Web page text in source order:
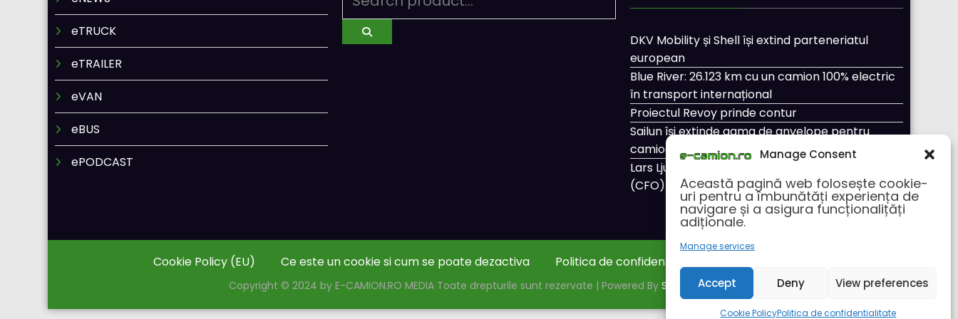
Manage Consent
Această pagină web folosește cookie-
uri pentru a îmbunătăți experiența de
navigare și a asigura funcționalițăți
adiționale.
Manage services
Accept Deny View preferences
Cookie PolicyPolitica de confidentialitate
eTRUCK
eTRAILER
eVAN
eBUS
ePODCAST
DKV Mobility și Shell își extind parteneriatul
european
Blue River: 26.123 km cu un camion 100% electric
în transport internațional
Proiectul Revoy prinde contur
Sailun își extinde gama de anvelope pentru
camioane
Lars Ljungström a fost numit director general
(CFO) pentru cellcentric
Cookie Policy (EU) Ce este un cookie si cum se poate dezactiva Politica de confidentialitate
Copyright © 2024 by E-CAMION.RO MEDIA Toate drepturile sunt rezervate | Powered By SpiceThemes